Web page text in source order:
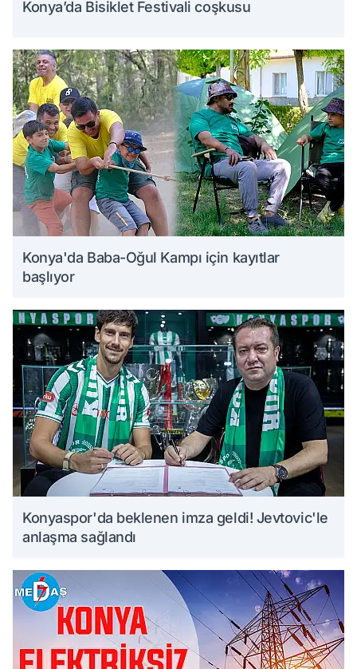
Konya’da Bisiklet Festivali coşkusu
Konya'da Baba-Oğul Kampı için kayıtlar
başlıyor
Konyaspor'da beklenen imza geldi! Jevtovic'le
anlaşma sağlandı